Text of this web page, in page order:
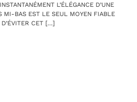
L’ÉLÉGANCE D’UNE
MI-BAS EST LE SEUL MOYEN FIABLE
D’ÉVITER CET […]